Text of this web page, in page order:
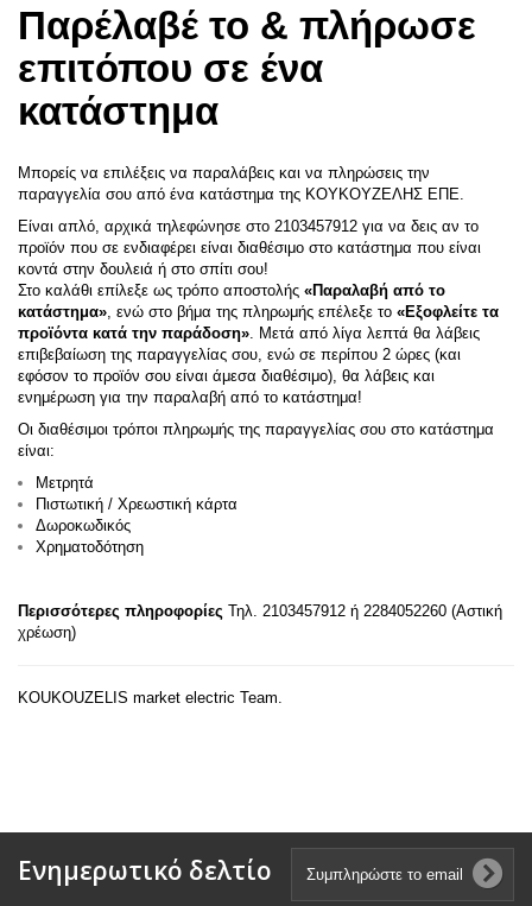
Παρέλαβέ το & πλήρωσε
επιτόπου σε ένα
κατάστημα
Μπορείς να επιλέξεις να παραλάβεις και να πληρώσεις την
παραγγελία σου από ένα κατάστημα της ΚΟΥΚΟΥΖΕΛΗΣ ΕΠΕ.
Είναι απλό, αρχικά τηλεφώνησε στο 2103457912 για να δεις αν το
προϊόν που σε ενδιαφέρει είναι διαθέσιμο στο κατάστημα που είναι
κοντά στην δουλειά ή στο σπίτι σου!
Στο καλάθι επίλεξε ως τρόπο αποστολής «Παραλαβή από το
κατάστημα», ενώ στο βήμα της πληρωμής επέλεξε το «Εξοφλείτε τα
προϊόντα κατά την παράδοση». Μετά από λίγα λεπτά θα λάβεις
επιβεβαίωση της παραγγελίας σου, ενώ σε περίπου 2 ώρες (και
εφόσον το προϊόν σου είναι άμεσα διαθέσιμο), θα λάβεις και
ενημέρωση για την παραλαβή από το κατάστημα!
Οι διαθέσιμοι τρόποι πληρωμής της παραγγελίας σου στο κατάστημα
είναι:
Μετρητά
Πιστωτική / Χρεωστική κάρτα
Δωροκωδικός
Χρηματοδότηση
Περισσότερες πληροφορίες Τηλ. 2103457912 ή 2284052260 (Αστική
χρέωση)
KOUKOUZELIS market electric Team.
Ενημερωτικό δελτίο